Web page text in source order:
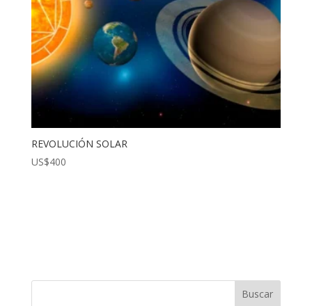
REVOLUCIÓN SOLAR
US$400
Buscar